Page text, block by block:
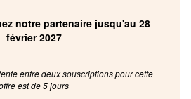
notre partenaire jusqu'au 28
février 2027
entre deux souscriptions pour cette
est de 5 jours